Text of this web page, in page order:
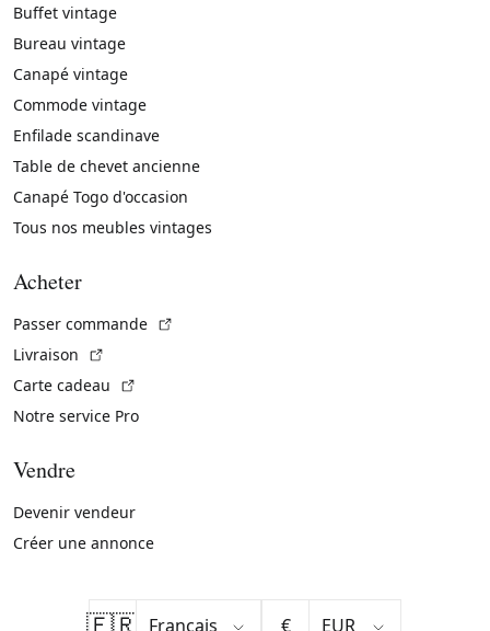
Buffet vintage
Bureau vintage
Canapé vintage
Commode vintage
Enfilade scandinave
Table de chevet ancienne
Canapé Togo d'occasion
Tous nos meubles vintages
Acheter
Passer commande
Livraison
Carte cadeau
Notre service Pro
Vendre
Devenir vendeur
Créer une annonce
€